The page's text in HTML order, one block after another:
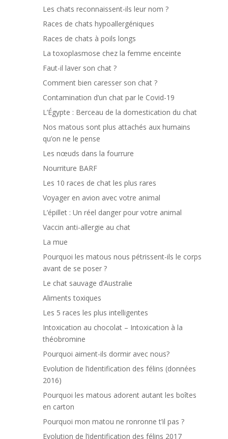
Les chats reconnaissent-ils leur nom ?
Races de chats hypoallergéniques
Races de chats à poils longs
La toxoplasmose chez la femme enceinte
Faut-il laver son chat ?
Comment bien caresser son chat ?
Contamination d’un chat par le Covid-19
L’Égypte : Berceau de la domestication du chat
Nos matous sont plus attachés aux humains
qu’on ne le pense
Les nœuds dans la fourrure
Nourriture BARF
Les 10 races de chat les plus rares
Voyager en avion avec votre animal
L’épillet : Un réel danger pour votre animal
Vaccin anti-allergie au chat
La mue
Pourquoi les matous nous pétrissent-ils le corps
avant de se poser ?
Le chat sauvage d’Australie
Aliments toxiques
Les 5 races les plus intelligentes
Intoxication au chocolat – Intoxication à la
théobromine
Pourquoi aiment-ils dormir avec nous?
Evolution de l’identification des félins (données
2016)
Pourquoi les matous adorent autant les boîtes
en carton
Pourquoi mon matou ne ronronne t’il pas ?
Evolution de l’identification des félins 2017